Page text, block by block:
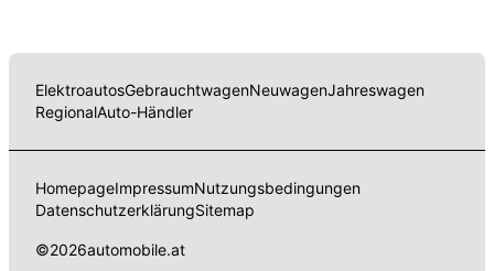
ElektroautosGebrauchtwagenNeuwagenJahreswagen
RegionalAuto-Händler
HomepageImpressumNutzungsbedingungen
DatenschutzerklärungSitemap
©2026automobile.at